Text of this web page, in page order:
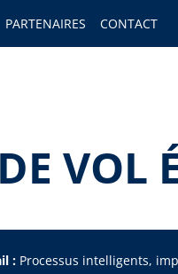
PARTENAIRES CONTACT
VOL
: Processus intelligents,